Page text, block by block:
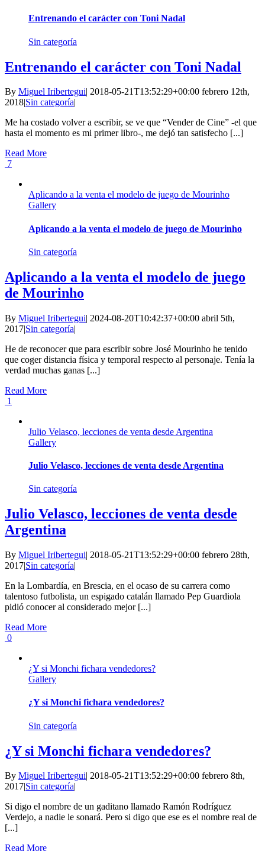
Entrenando el carácter con Toni Nadal
Sin categoría
Entrenando el carácter con Toni Nadal
By Miguel Iribertegui| 2018-05-21T13:52:29+00:00 febrero 12th,
2018|Sin categoría|
Me ha costado volver a escribir, se ve que “Vender de Cine” -el que
hasta el momento es mi primer libro-, me dejó tan satisfecho [...]
Read More
7
Aplicando a la venta el modelo de juego de Mourinho
Gallery
Aplicando a la venta el modelo de juego de Mourinho
Sin categoría
Aplicando a la venta el modelo de juego
de Mourinho
By Miguel Iribertegui| 2024-08-20T10:42:37+00:00 abril 5th,
2017|Sin categoría|
He de reconocer que para escribir sobre José Mourinho he tenido
que coger distancia física y temporal respecto al personaje. Tenía la
verdad muchas ganas [...]
Read More
1
Julio Velasco, lecciones de venta desde Argentina
Gallery
Julio Velasco, lecciones de venta desde Argentina
Sin categoría
Julio Velasco, lecciones de venta desde
Argentina
By Miguel Iribertegui| 2018-05-21T13:52:29+00:00 febrero 28th,
2017|Sin categoría|
En la Lombardía, en Brescia, en el ocaso de su carrera como
talentoso futbolista, un espigado catalán llamado Pep Guardiola
pidió conocer al considerado mejor [...]
Read More
0
¿Y si Monchi fichara vendedores?
Gallery
¿Y si Monchi fichara vendedores?
Sin categoría
¿Y si Monchi fichara vendedores?
By Miguel Iribertegui| 2018-05-21T13:52:29+00:00 febrero 8th,
2017|Sin categoría|
Si digo el nombre de un gaditano llamado Ramón Rodríguez
Verdejo, a nadie le sonará. Pero si digo que ese es el nombre real de
[...]
Read More